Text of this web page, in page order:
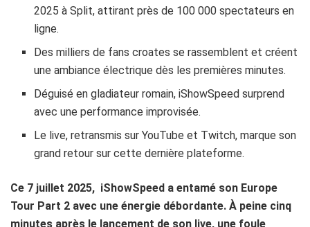
2025 à Split, attirant près de 100 000 spectateurs en
ligne.
Des milliers de fans croates se rassemblent et créent
une ambiance électrique dès les premières minutes.
Déguisé en gladiateur romain, iShowSpeed surprend
avec une performance improvisée.
Le live, retransmis sur YouTube et Twitch, marque son
grand retour sur cette dernière plateforme.
Ce 7 juillet 2025, iShowSpeed a entamé son Europe
Tour Part 2 avec une énergie débordante. À peine cinq
minutes après le lancement de son live, une foule